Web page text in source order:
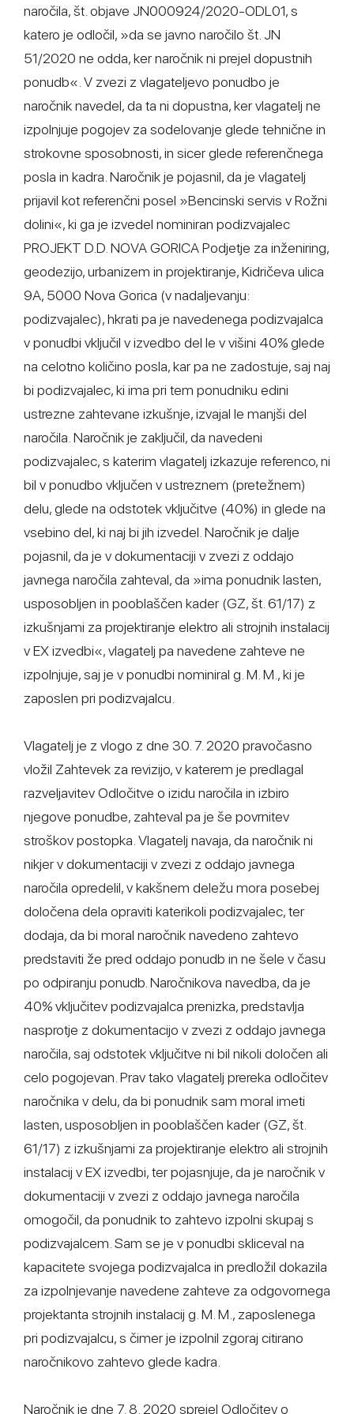
naročila, št. objave JN000924/2020-ODL01, s
katero je odločil, »da se javno naročilo št. JN
51/2020 ne odda, ker naročnik ni prejel dopustnih
ponudb«. V zvezi z vlagateljevo ponudbo je
naročnik navedel, da ta ni dopustna, ker vlagatelj ne
izpolnjuje pogojev za sodelovanje glede tehnične in
strokovne sposobnosti, in sicer glede referenčnega
posla in kadra. Naročnik je pojasnil, da je vlagatelj
prijavil kot referenčni posel »Bencinski servis v Rožni
dolini«, ki ga je izvedel nominiran podizvajalec
PROJEKT D.D. NOVA GORICA Podjetje za inženiring,
geodezijo, urbanizem in projektiranje, Kidričeva ulica
9A, 5000 Nova Gorica (v nadaljevanju:
podizvajalec), hkrati pa je navedenega podizvajalca
v ponudbi vključil v izvedbo del le v višini 40% glede
na celotno količino posla, kar pa ne zadostuje, saj naj
bi podizvajalec, ki ima pri tem ponudniku edini
ustrezne zahtevane izkušnje, izvajal le manjši del
naročila. Naročnik je zaključil, da navedeni
podizvajalec, s katerim vlagatelj izkazuje referenco, ni
bil v ponudbo vključen v ustreznem (pretežnem)
delu, glede na odstotek vključitve (40%) in glede na
vsebino del, ki naj bi jih izvedel. Naročnik je dalje
pojasnil, da je v dokumentaciji v zvezi z oddajo
javnega naročila zahteval, da »ima ponudnik lasten,
usposobljen in pooblaščen kader (GZ, št. 61/17) z
izkušnjami za projektiranje elektro ali strojnih instalacij
v EX izvedbi«, vlagatelj pa navedene zahteve ne
izpolnjuje, saj je v ponudbi nominiral g. M. M., ki je
zaposlen pri podizvajalcu.
Vlagatelj je z vlogo z dne 30. 7. 2020 pravočasno
vložil Zahtevek za revizijo, v katerem je predlagal
razveljavitev Odločitve o izidu naročila in izbiro
njegove ponudbe, zahteval pa je še povrnitev
stroškov postopka. Vlagatelj navaja, da naročnik ni
nikjer v dokumentaciji v zvezi z oddajo javnega
naročila opredelil, v kakšnem deležu mora posebej
določena dela opraviti katerikoli podizvajalec, ter
dodaja, da bi moral naročnik navedeno zahtevo
predstaviti že pred oddajo ponudb in ne šele v času
po odpiranju ponudb. Naročnikova navedba, da je
40% vključitev podizvajalca prenizka, predstavlja
nasprotje z dokumentacijo v zvezi z oddajo javnega
naročila, saj odstotek vključitve ni bil nikoli določen ali
celo pogojevan. Prav tako vlagatelj prereka odločitev
naročnika v delu, da bi ponudnik sam moral imeti
lasten, usposobljen in pooblaščen kader (GZ, št.
61/17) z izkušnjami za projektiranje elektro ali strojnih
instalacij v EX izvedbi, ter pojasnjuje, da je naročnik v
dokumentaciji v zvezi z oddajo javnega naročila
omogočil, da ponudnik to zahtevo izpolni skupaj s
podizvajalcem. Sam se je v ponudbi skliceval na
kapacitete svojega podizvajalca in predložil dokazila
za izpolnjevanje navedene zahteve za odgovornega
projektanta strojnih instalacij g. M. M., zaposlenega
pri podizvajalcu, s čimer je izpolnil zgoraj citirano
naročnikovo zahtevo glede kadra.
Naročnik je dne 7. 8. 2020 sprejel Odločitev o